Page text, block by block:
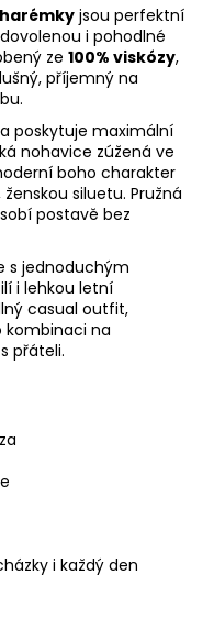
harémky jsou perfektní
i pohodlné
ze 100% viskózy,
příjemný na
poskytuje maximální
nohavice zúžená ve
boho charakter
siluetu. Pružná
postavě bez
s jednoduchým
i lehkou letní
casual outfit,
kombinaci na
přáteli.
i každý den